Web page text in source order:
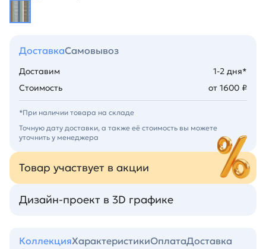
ДоставкаСамовывоз
Доставим
1-2 дня*
Стоимость
от 1600 ₽
*При наличии товара на складе
Точную дату доставки, а также её стоимость вы можете
уточнить у менеджера
Товар участвует в акции
Дизайн-проект в 3D графике
КоллекцияХарактеристикиОплатаДоставка